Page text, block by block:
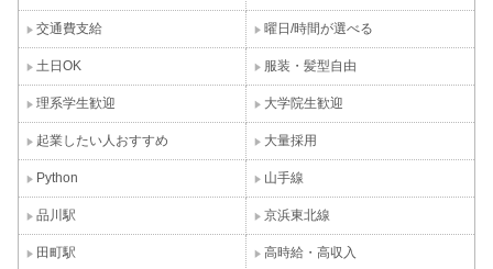
交通費支給 曜日/時間が選べる
土日OK 服装・髪型自由
理系学生歓迎 大学院生歓迎
起業したい人おすすめ 大量採用
Python 山手線
品川駅 京浜東北線
田町駅 高時給・高収入